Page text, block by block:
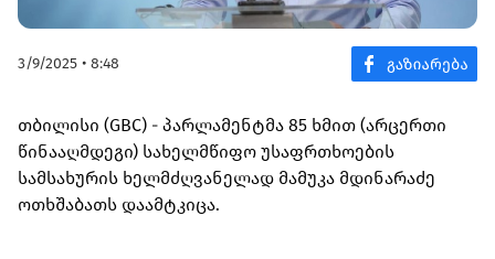
3/9/2025 • 8:48
თბილისი (GBC) - პარლამენტმა 85 ხმით (არცერთი
წინააღმდეგი) სახელმწიფო უსაფრთხოების
სამსახურის ხელმძღვანელად მამუკა მდინარაძე
ოთხშაბათს დაამტკიცა.